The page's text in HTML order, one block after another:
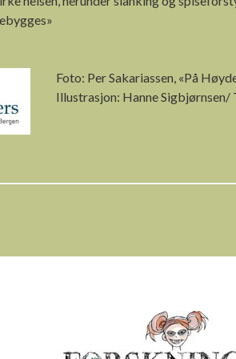
Foto: Per Sakariassen, «På
Illustrasjon: Hanne Sigbjørnsen/